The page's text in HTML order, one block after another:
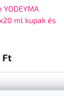
YODEYMA
ml kupak és
Ft